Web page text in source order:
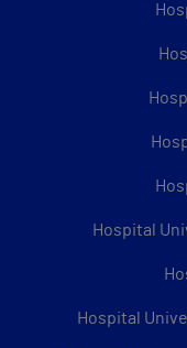
Hospital
Hospital